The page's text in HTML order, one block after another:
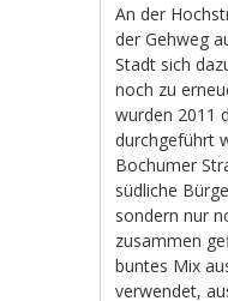
An der
der Gehweg
Stadt sich
noch zu
wurden 2011
durchgeführt
Bochumer
südliche
sondern nur
zusammen
buntes Mix
verwendet,